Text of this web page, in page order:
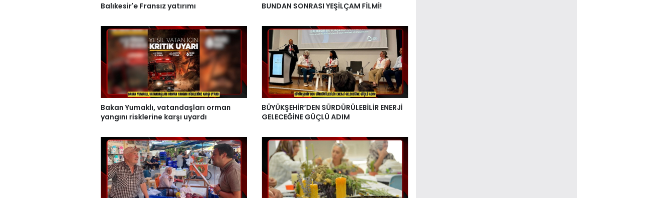
Balıkesir'e Fransız yatırımı BUNDAN SONRASI YEŞİLÇAM FİLMİ!
Bakan Yumaklı, vatandaşları orman
yangını risklerine karşı uyardı
BÜYÜKŞEHİR’DEN SÜRDÜRÜLEBİLİR ENERJİ
GELECEĞİNE GÜÇLÜ ADIM